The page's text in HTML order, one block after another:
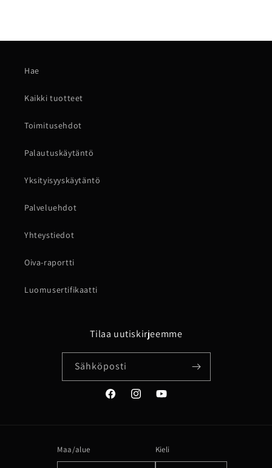
Hae
Kaikki tuotteet
Toimitusehdot
Palautuskäytäntö
Yksityisyyskäytäntö
Palveluehdot
Yhteystiedot
Oiva-raportti
Luomusertifikaatti
Tilaa uutiskirjeemme
Sähköposti
FacebookInstagramYouTube
Maa/alue Kieli